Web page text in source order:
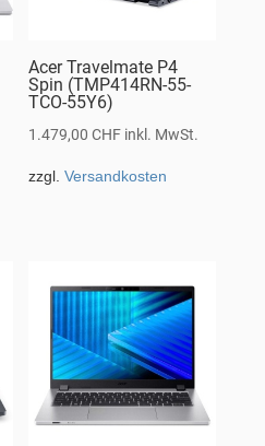
Acer Travelmate P4
Spin (TMP414RN-55-
TCO-55Y6)
1.479,00CHF inkl. MwSt.
zzgl.Versandkosten